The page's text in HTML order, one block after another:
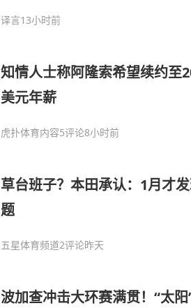
译言13小时前
知情人士称阿隆索希望续约至
美元年薪
虎扑体育内容5评论8小时前
草台班子？本田承认：1月才
题
五星体育频道2评论昨天
波加查冲击大环赛满贯！“太阳